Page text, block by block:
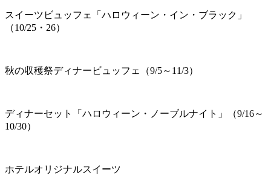
スイーツビュッフェ「ハロウィーン・イン・ブラック」
（10/25・26）
秋の収穫祭ディナービュッフェ（9/5～11/3）
ディナーセット「ハロウィーン・ノーブルナイト」（9/16～
10/30）
ホテルオリジナルスイーツ